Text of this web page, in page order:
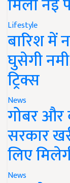
Lifestyle
बारिश में
घुसेगी
ट्रिक्स
News
गोबर और
सरकार
लिए
News